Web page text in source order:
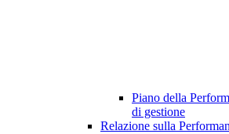
Piano della
di gestione
Relazione sulla